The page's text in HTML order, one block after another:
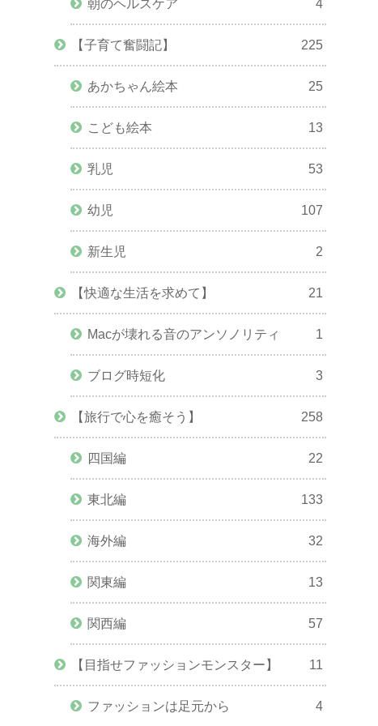
朝のヘルスケア 4
【子育て奮闘記】 225
あかちゃん絵本 25
こども絵本 13
乳児 53
幼児 107
新生児 2
【快適な生活を求めて】 21
Macが壊れる音のアンソノリティ 1
ブログ時短化 3
【旅行で心を癒そう】 258
四国編 22
東北編 133
海外編 32
関東編 13
関西編 57
【目指せファッションモンスター】 11
ファッションは足元から 4